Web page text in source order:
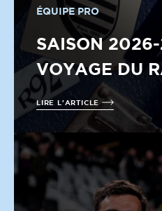
ÉQUIPE PRO
SAISON
VOYAGE DU
LIRE L'ARTICLE